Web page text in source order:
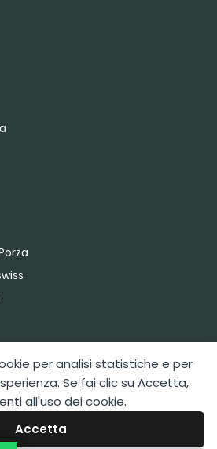
per analisi statistiche e per
Se fai clic su Accetta,
all'uso dei cookie.
Accetta
Hair Care Diffusion Sagl